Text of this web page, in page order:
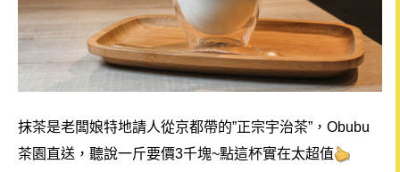
抹茶是老闆娘特地請人從京都帶的”正宗宇治茶”，Obubu
茶園直送，聽說一斤要價3千塊~點這杯實在太超值